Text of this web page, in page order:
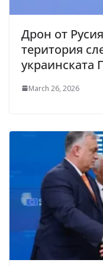
Дрон от
територия
украинската
March 26, 2026